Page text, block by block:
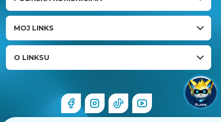
MOJ LINKS
O LINKSU